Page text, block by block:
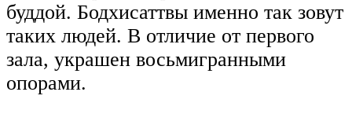
буддой. Бодхисаттвы именно так зовут
таких людей. В отличие от первого
зала, украшен восьмигранными
опорами.